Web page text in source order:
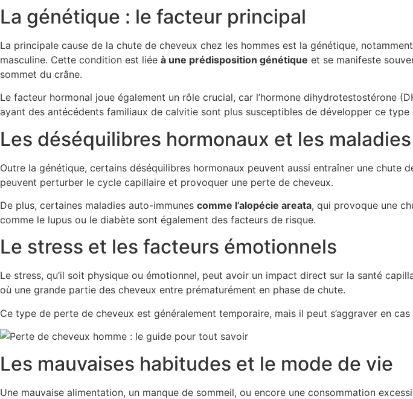
La génétique : le facteur principal
La principale cause de la chute de cheveux chez les hommes est la génétique,
masculine. Cette condition est liée à une prédisposition génétique et se manifeste
sommet du crâne.
Le facteur hormonal joue également un rôle crucial, car l’hormone dihydrotestostérone
ayant des antécédents familiaux de calvitie sont plus susceptibles de développer ce
Les déséquilibres hormonaux et les maladies
Outre la génétique, certains déséquilibres hormonaux peuvent aussi entraîner une
peuvent perturber le cycle capillaire et provoquer une perte de cheveux.
De plus, certaines maladies auto-immunes comme l’alopécie areata, qui provoque une
comme le lupus ou le diabète sont également des facteurs de risque.
Le stress et les facteurs émotionnels
Le stress, qu’il soit physique ou émotionnel, peut avoir un impact direct sur la santé
où une grande partie des cheveux entre prématurément en phase de chute.
Ce type de perte de cheveux est généralement temporaire, mais il peut s’aggraver en
Les mauvaises habitudes et le mode de vie
Une mauvaise alimentation, un manque de sommeil, ou encore une consommation